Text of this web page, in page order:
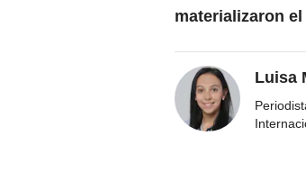
materializaron
Luisa